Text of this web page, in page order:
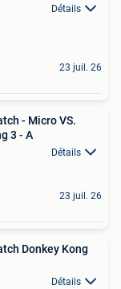
Détails
23 juil. 26
- Micro VS.
3 - A
Détails
23 juil. 26
Donkey Kong
Détails